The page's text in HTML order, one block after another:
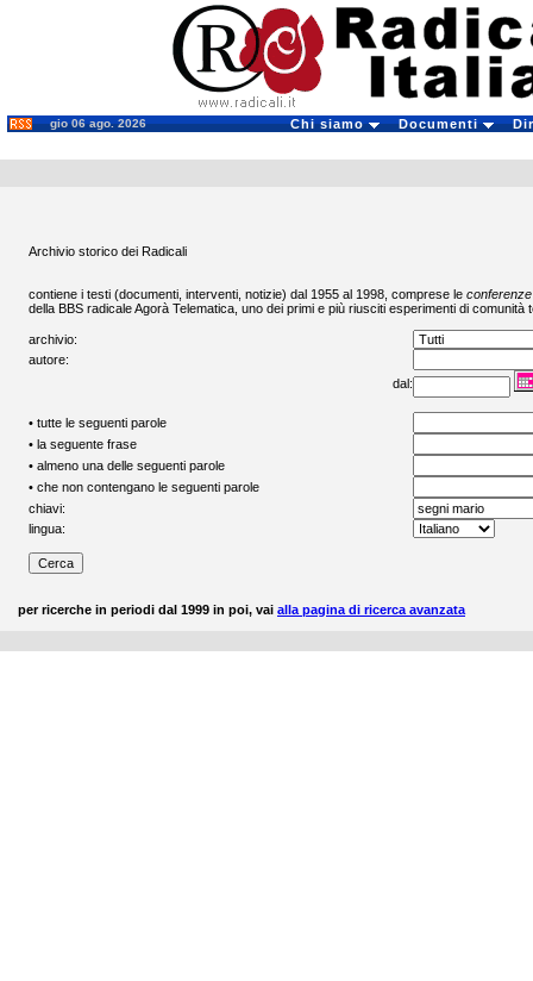
gio 06 ago. 2026 Chi siamo Documenti
Archivio storico dei Radicali
contiene i testi (documenti, interventi, notizie) dal 1955 al 1998, comprese le conferenze
della BBS radicaleAgorà Telematica , uno dei primi e più riusciti esperimenti di comunità
archivio:
autore:
dal:
• tutte le seguenti parole
• la seguente frase
• almeno una delle seguenti parole
• che non contengano le seguenti parole
chiavi:
lingua:
per ricerche in periodi dal 1999 in poi, vai alla pagina di ricerca avanzata